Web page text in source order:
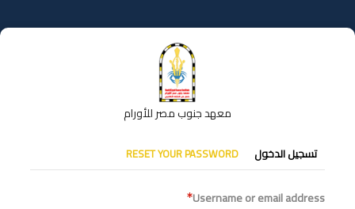
إلى
المحتوى
معهد جنوب مصر للأورام
التبويبات
الأساسية
تسجيل الدخول RESET YOUR PASSWORD
Username or email address